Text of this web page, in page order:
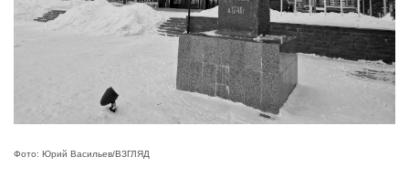
Фото: Юрий Васильев/ВЗГЛЯД